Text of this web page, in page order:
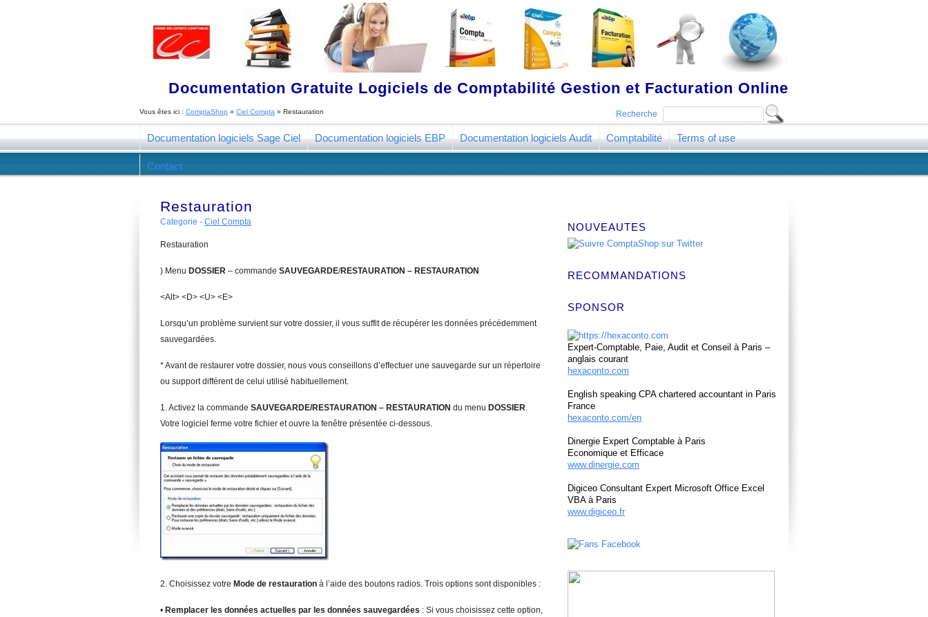
Documentation Gratuite Logiciels de Comptabilité Gestion et Facturation Online
Recherche
Vous êtes ici : ComptaShop » Ciel Compta » Restauration
Documentation logiciels Sage Ciel Documentation logiciels EBP Documentation logiciels Audit Comptabilité Terms of use
Contact
Restauration
Categorie - Ciel Compta
Restauration
) Menu DOSSIER – commande SAUVEGARDE/RESTAURATION – RESTAURATION
<Alt> <D> <U> <E>
Lorsqu’un problème survient sur votre dossier, il vous suffit de récupérer les données précédemment
sauvegardées.
* Avant de restaurer votre dossier, nous vous conseillons d’effectuer une sauvegarde sur un répertoire
ou support différent de celui utilisé habituellement.
1. Activez la commande SAUVEGARDE/RESTAURATION – RESTAURATION du menu DOSSIER.
Votre logiciel ferme votre fichier et ouvre la fenêtre présentée ci-dessous.
2. Choisissez votre Mode de restauration à l’aide des boutons radios. Trois options sont disponibles :
• Remplacer les données actuelles par les données sauvegardées : Si vous choisissez cette option,
NOUVEAUTES
RECOMMANDATIONS
SPONSOR
Expert-Comptable, Paie, Audit et Conseil à Paris –
anglais courant
hexaconto.com
English speaking CPA chartered accountant in Paris
France
hexaconto.com/en
Dinergie Expert Comptable à Paris
Economique et Efficace
www.dinergie.com
Digiceo Consultant Expert Microsoft Office Excel
VBA à Paris
www.digiceo.fr